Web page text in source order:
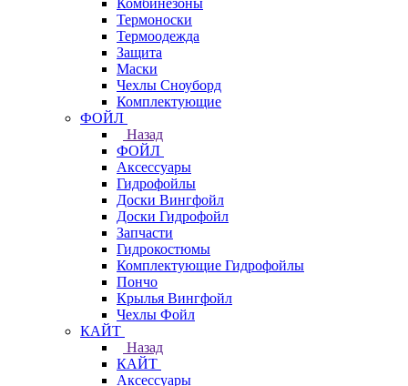
Комбинезоны
Термоноски
Термоодежда
Защита
Маски
Чехлы Сноуборд
Комплектующие
ФОЙЛ
Назад
ФОЙЛ
Аксессуары
Гидрофойлы
Доски Вингфойл
Доски Гидрофойл
Запчасти
Гидрокостюмы
Комплектующие Гидрофойлы
Пончо
Крылья Вингфойл
Чехлы Фойл
КАЙТ
Назад
КАЙТ
Аксессуары